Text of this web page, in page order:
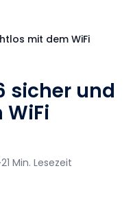
mit dem WiFi
sicher und
·21 Min. Lesezeit